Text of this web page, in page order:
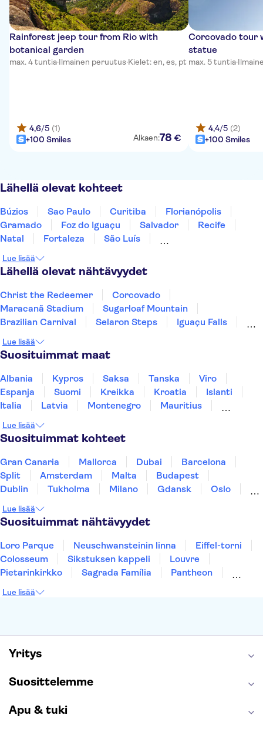
Rainforest jeep tour from Rio with
botanical garden
max. 4 tuntia·Ilmainen peruutus·Kielet: en, es, pt
4,6/5 (1)
+100 Smiles
Alkaen:78 €
Corcovado tour
statue
max. 5 tuntia·
4,4/5 (2)
+100 Smiles
Lähellä olevat kohteet
Búzios Sao Paulo Curitiba
Florianópolis
Gramado
Foz do Iguaçu Salvador
Recife
Natal
Fortaleza
São Luís
Lue lisää
Lähellä olevat nähtävyydet
Christ the Redeemer
Corcovado
Maracanã Stadium
Sugarloaf Mountain
Brazilian Carnival
Selaron Steps
Iguaçu Falls
Lue lisää
Suosituimmat maat
Albania Kypros Saksa Tanska
Viro
Espanja
Suomi Kreikka Kroatia
Islanti
Italia
Latvia Montenegro
Mauritius
Thaimaa
Turkki
Lue lisää
Suosituimmat kohteet
Gran Canaria Mallorca Dubai
Barcelona
Split
Amsterdam Malta
Budapest
Dublin
Tukholma Milano Gdansk
Oslo
Tallinna
Ljubljana Riika
Lue lisää
Suosituimmat nähtävyydet
Loro Parque Neuschwansteinin linna
Eiffel-torni
Colosseum
Sikstuksen kappeli
Louvre
Pietarinkirkko
Sagrada Família
Pantheon
Keukenhof
Lue lisää
Yritys
Suosittelemme
Apu & tuki